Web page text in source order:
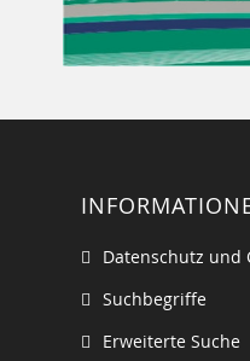
Datenschutz und
Suchbegriffe
Erweiterte Suche